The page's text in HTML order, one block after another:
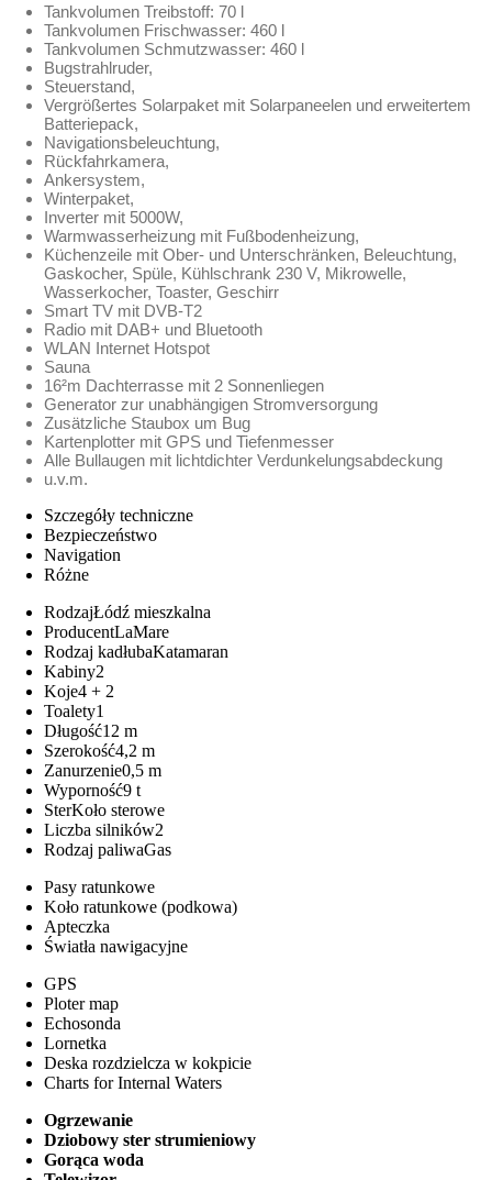
Tankvolumen Treibstoff: 70 l
Tankvolumen Frischwasser: 460 l
Tankvolumen Schmutzwasser: 460 l
Bugstrahlruder,
Steuerstand,
Vergrößertes Solarpaket mit Solarpaneelen und erweitertem
Batteriepack,
Navigationsbeleuchtung,
Rückfahrkamera,
Ankersystem,
Winterpaket,
Inverter mit 5000W,
Warmwasserheizung mit Fußbodenheizung,
Küchenzeile mit Ober- und Unterschränken, Beleuchtung,
Gaskocher, Spüle, Kühlschrank 230 V, Mikrowelle,
Wasserkocher, Toaster, Geschirr
Smart TV mit DVB-T2
Radio mit DAB+ und Bluetooth
WLAN Internet Hotspot
Sauna
16²m Dachterrasse mit 2 Sonnenliegen
Generator zur unabhängigen Stromversorgung
Zusätzliche Staubox um Bug
Kartenplotter mit GPS und Tiefenmesser
Alle Bullaugen mit lichtdichter Verdunkelungsabdeckung
u.v.m.
Szczegóły techniczne
Bezpieczeństwo
Navigation
Różne
RodzajŁódź mieszkalna
ProducentLaMare
Rodzaj kadłubaKatamaran
Kabiny2
Koje4 + 2
Toalety1
Długość12 m
Szerokość4,2 m
Zanurzenie0,5 m
Wyporność9 t
SterKoło sterowe
Liczba silników2
Rodzaj paliwaGas
Pasy ratunkowe
Koło ratunkowe (podkowa)
Apteczka
Światła nawigacyjne
GPS
Ploter map
Echosonda
Lornetka
Deska rozdzielcza w kokpicie
Charts for Internal Waters
Ogrzewanie
Dziobowy ster strumieniowy
Gorąca woda